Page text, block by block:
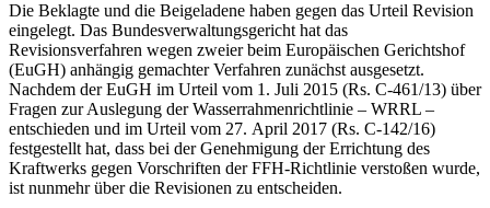
Die Beklagte und die Beigeladene haben gegen das Urteil Revision
eingelegt. Das Bundesverwaltungsgericht hat das
Revisionsverfahren wegen zweier beim Europäischen Gerichtshof
(EuGH) anhängig gemachter Verfahren zunächst ausgesetzt.
Nachdem der EuGH im Urteil vom 1. Juli 2015 (Rs. C-461/13) über
Fragen zur Auslegung der Wasserrahmenrichtlinie – WRRL –
entschieden und im Urteil vom 27. April 2017 (Rs. C-142/16)
festgestellt hat, dass bei der Genehmigung der Errichtung des
Kraftwerks gegen Vorschriften der FFH-Richtlinie verstoßen wurde,
ist nunmehr über die Revisionen zu entscheiden.